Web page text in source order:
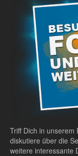
Triff Dich in
diskutiere über die
weitere interessante